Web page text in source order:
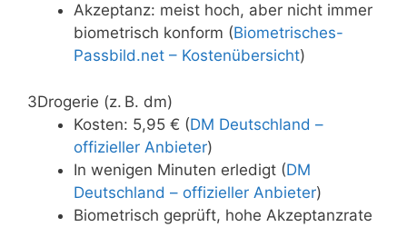
Akzeptanz: meist hoch, aber nicht immer
biometrisch konform (Biometrisches-
Passbild.net – Kostenübersicht)
3Drogerie (z. B. dm)
Kosten: 5,95 € (DM Deutschland –
offizieller Anbieter)
In wenigen Minuten erledigt (DM
Deutschland – offizieller Anbieter)
Biometrisch geprüft, hohe Akzeptanzrate